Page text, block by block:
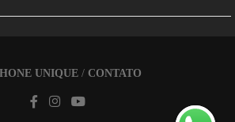
UNIQUE/ CONTATO